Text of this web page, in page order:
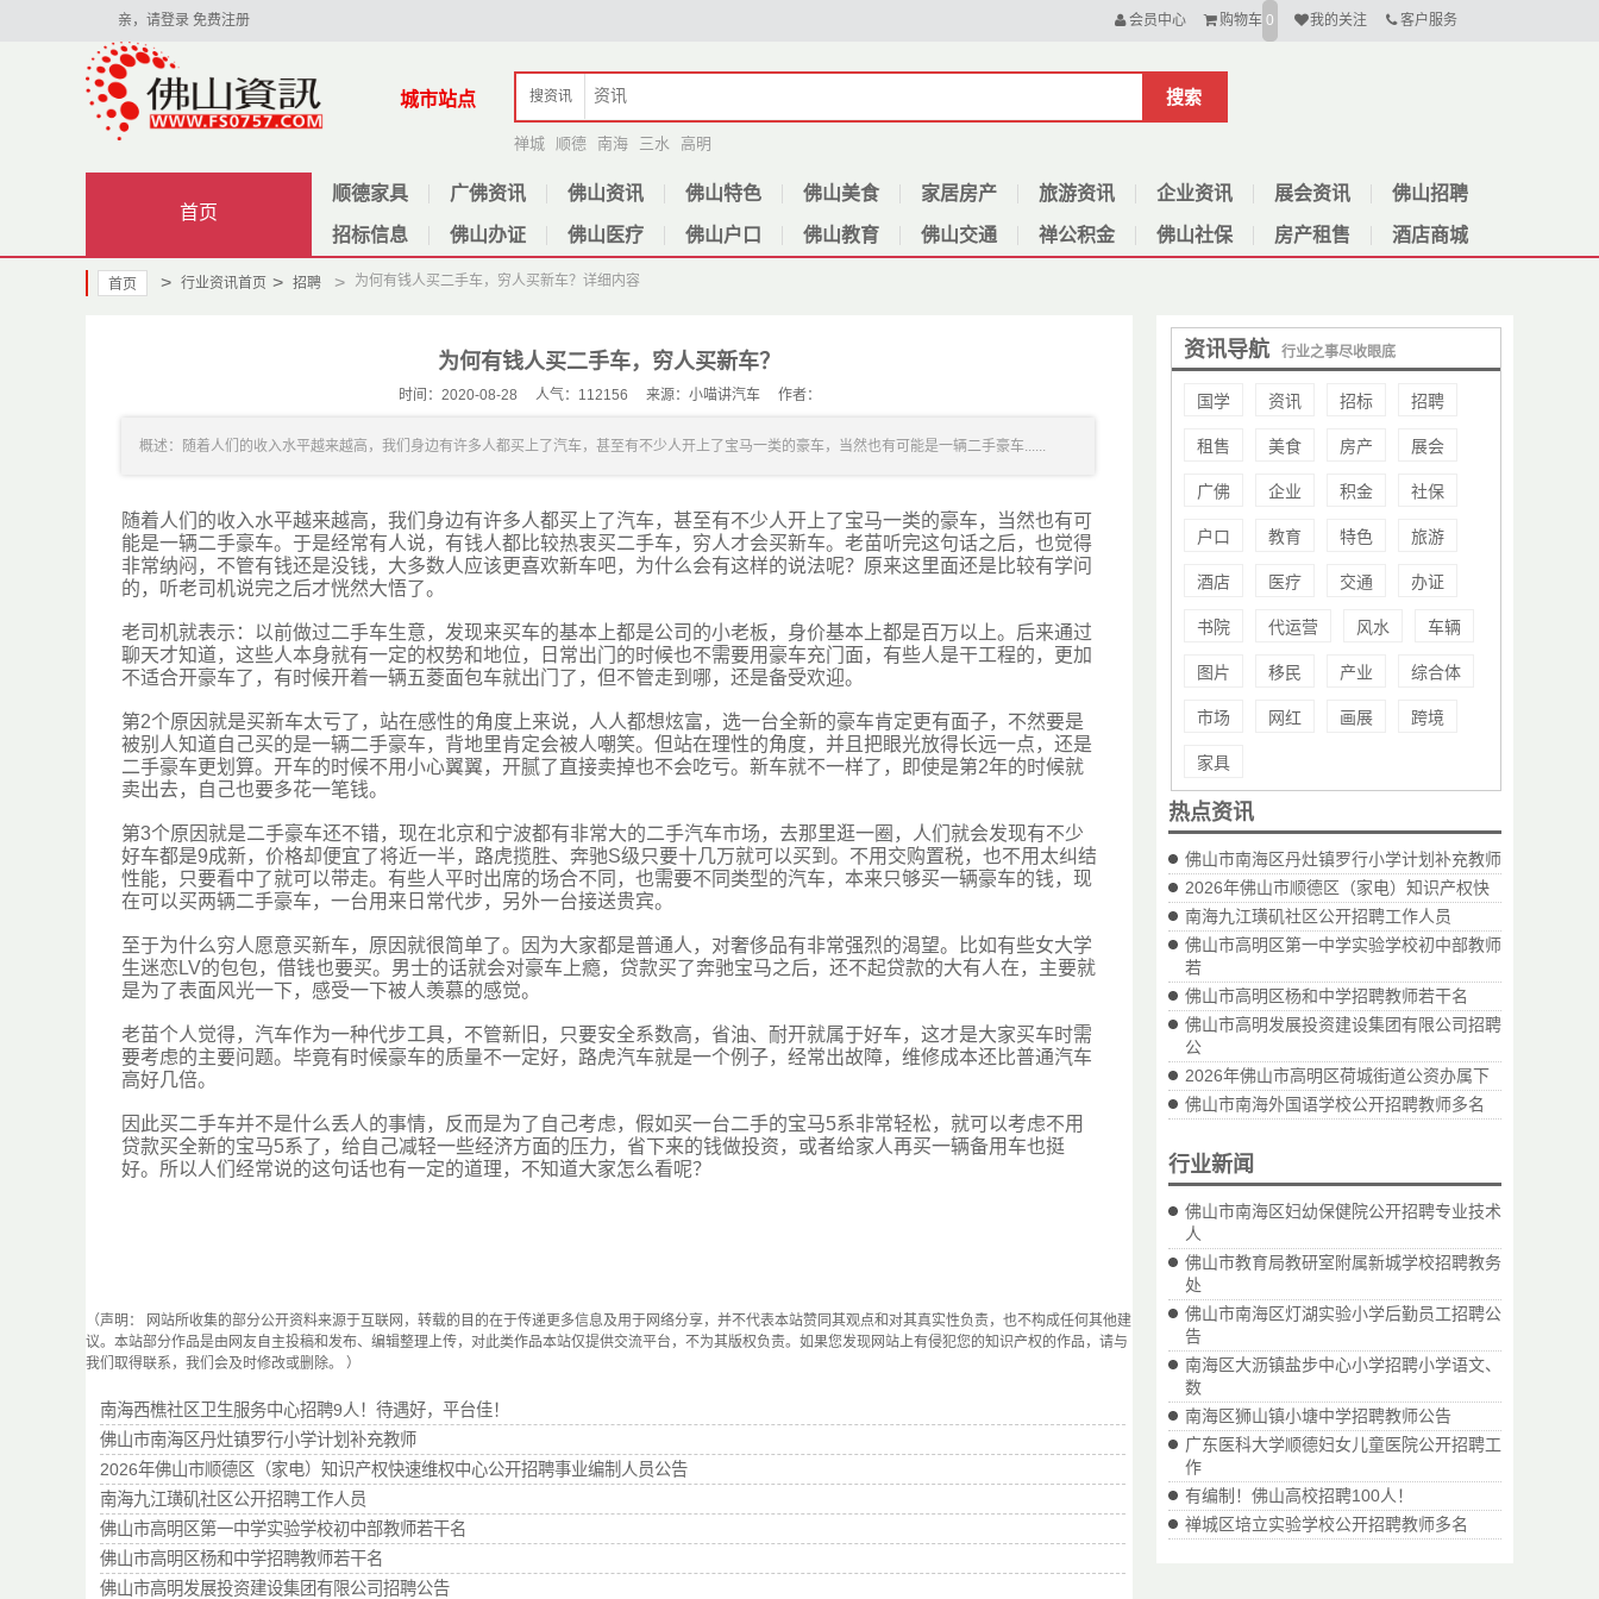
亲，请登录 免费注册 会员中心 购物车 0 我的关注 客户服务
城市站点 搜资讯 搜索
禅城 顺德 南海 三水 高明
首页
顺德家具 广佛资讯 佛山资讯 佛山特色 佛山美食 家居房产 旅游资讯 企业资讯 展会资讯 佛山招聘
招标信息 佛山办证 佛山医疗 佛山户口 佛山教育 佛山交通 禅公积金 佛山社保 房产租售 酒店商城
首页 > 行业资讯首页 > 招聘 > 为何有钱人买二手车，穷人买新车？ 详细内容
资讯导航 行业之事尽收眼底
国学 资讯 招标 招聘
租售 美食 房产 展会
广佛 企业 积金 社保
户口 教育 特色 旅游
酒店 医疗 交通 办证
书院 代运营 风水 车辆
图片 移民 产业 综合体
市场 网红 画展 跨境
家具
热点资讯
佛山市南海区丹灶镇罗行小学计划补充教师
2026年佛山市顺德区（家电）知识产权快
南海九江璜矶社区公开招聘工作人员
佛山市高明区第一中学实验学校初中部教师
若
佛山市高明区杨和中学招聘教师若干名
佛山市高明发展投资建设集团有限公司招聘
公
2026年佛山市高明区荷城街道公资办属下
佛山市南海外国语学校公开招聘教师多名
行业新闻
佛山市南海区妇幼保健院公开招聘专业技术
人
佛山市教育局教研室附属新城学校招聘教务
处
佛山市南海区灯湖实验小学后勤员工招聘公
告
南海区大沥镇盐步中心小学招聘小学语文、
数
南海区狮山镇小塘中学招聘教师公告
广东医科大学顺德妇女儿童医院公开招聘工
作
有编制！佛山高校招聘100人！
禅城区培立实验学校公开招聘教师多名
为何有钱人买二手车，穷人买新车？
时间：2020-08-28 人气：112156 来源：小喵讲汽车 作者：
概述：随着人们的收入水平越来越高，我们身边有许多人都买上了汽车，甚至有不少人开上了宝马一类的豪车，当然也有可能是一辆二手豪车......
随着人们的收入水平越来越高，我们身边有许多人都买上了汽车，甚至有不少人开上了宝马一类的豪车，当然也有可
能是一辆二手豪车。于是经常有人说，有钱人都比较热衷买二手车，穷人才会买新车。老苗听完这句话之后，也觉得
非常纳闷，不管有钱还是没钱，大多数人应该更喜欢新车吧，为什么会有这样的说法呢？原来这里面还是比较有学问
的，听老司机说完之后才恍然大悟了。
老司机就表示：以前做过二手车生意，发现来买车的基本上都是公司的小老板，身价基本上都是百万以上。后来通过
聊天才知道，这些人本身就有一定的权势和地位，日常出门的时候也不需要用豪车充门面，有些人是干工程的，更加
不适合开豪车了，有时候开着一辆五菱面包车就出门了，但不管走到哪，还是备受欢迎。
第2个原因就是买新车太亏了，站在感性的角度上来说，人人都想炫富，选一台全新的豪车肯定更有面子，不然要是
被别人知道自己买的是一辆二手豪车，背地里肯定会被人嘲笑。但站在理性的角度，并且把眼光放得长远一点，还是
二手豪车更划算。开车的时候不用小心翼翼，开腻了直接卖掉也不会吃亏。新车就不一样了，即使是第2年的时候就
卖出去，自己也要多花一笔钱。
第3个原因就是二手豪车还不错，现在北京和宁波都有非常大的二手汽车市场，去那里逛一圈，人们就会发现有不少
好车都是9成新，价格却便宜了将近一半，路虎揽胜、奔驰S级只要十几万就可以买到。不用交购置税，也不用太纠结
性能，只要看中了就可以带走。有些人平时出席的场合不同，也需要不同类型的汽车，本来只够买一辆豪车的钱，现
在可以买两辆二手豪车，一台用来日常代步，另外一台接送贵宾。
至于为什么穷人愿意买新车，原因就很简单了。因为大家都是普通人，对奢侈品有非常强烈的渴望。比如有些女大学
生迷恋LV的包包，借钱也要买。男士的话就会对豪车上瘾，贷款买了奔驰宝马之后，还不起贷款的大有人在，主要就
是为了表面风光一下，感受一下被人羡慕的感觉。
老苗个人觉得，汽车作为一种代步工具，不管新旧，只要安全系数高，省油、耐开就属于好车，这才是大家买车时需
要考虑的主要问题。毕竟有时候豪车的质量不一定好，路虎汽车就是一个例子，经常出故障，维修成本还比普通汽车
高好几倍。
因此买二手车并不是什么丢人的事情，反而是为了自己考虑，假如买一台二手的宝马5系非常轻松，就可以考虑不用
贷款买全新的宝马5系了，给自己减轻一些经济方面的压力，省下来的钱做投资，或者给家人再买一辆备用车也挺
好。所以人们经常说的这句话也有一定的道理，不知道大家怎么看呢？
（声明： 网站所收集的部分公开资料来源于互联网，转载的目的在于传递更多信息及用于网络分享，并不代表本站赞同其观点和对其真实性负责，也不构成任何其他建
议。本站部分作品是由网友自主投稿和发布、编辑整理上传，对此类作品本站仅提供交流平台，不为其版权负责。如果您发现网站上有侵犯您的知识产权的作品，请与
我们取得联系，我们会及时修改或删除。 ）
南海西樵社区卫生服务中心招聘9人！待遇好，平台佳！
佛山市南海区丹灶镇罗行小学计划补充教师
2026年佛山市顺德区（家电）知识产权快速维权中心公开招聘事业编制人员公告
南海九江璜矶社区公开招聘工作人员
佛山市高明区第一中学实验学校初中部教师若干名
佛山市高明区杨和中学招聘教师若干名
佛山市高明发展投资建设集团有限公司招聘公告